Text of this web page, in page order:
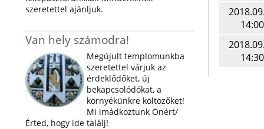
szeretettel ajánljuk.
Van hely számodra!
Megújult templomunkba
szeretettel várjuk az
érdeklődőket, új
bekapcsolódókat, a
környékünkre költözőket!
Mi imádkoztunk Önért/
Érted, hogy ide találj!
14:00
14:30